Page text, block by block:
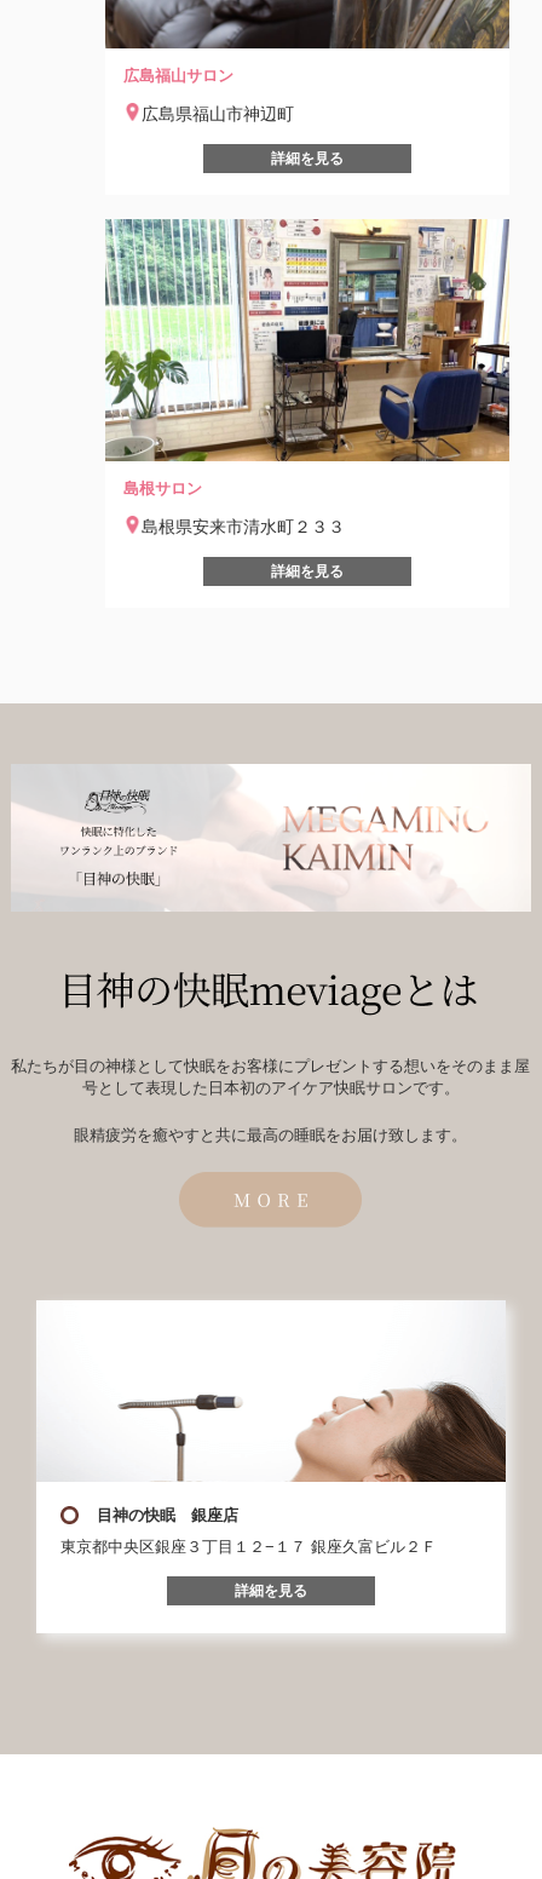
広島福山サロン
広島県福山市神辺町
詳細を見る
島根サロン
島根県安来市清水町２３３
詳細を見る
私たちが目の神様として快眠をお客様にプレゼントする想いをそのまま屋
号として表現した日本初のアイケア快眠サロンです。
眼精疲労を癒やすと共に最高の睡眠をお届け致します。
目神の快眠 銀座店
東京都中央区銀座３丁目１２−１７ 銀座久富ビル２Ｆ
詳細を見る